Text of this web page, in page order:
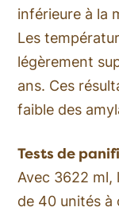
inférieure à la
Les
légèrement
ans. Ces
faible des
Tests de
Avec 3622 ml,
de 40 unités à